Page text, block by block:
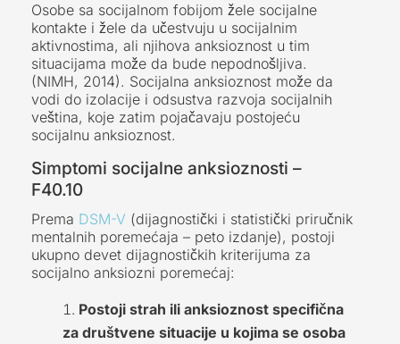
Osobe sa socijalnom fobijom žele socijalne
kontakte i žele da učestvuju u socijalnim
aktivnostima, ali njihova anksioznost u tim
situacijama može da bude nepodnošljiva.
(NIMH, 2014). Socijalna anksioznost može da
vodi do izolacije i odsustva razvoja socijalnih
veština, koje zatim pojačavaju postojeću
socijalnu anksioznost.
Simptomi socijalne anksioznosti –
F40.10
Prema DSM-V (dijagnostički i statistički priručnik
mentalnih poremećaja – peto izdanje), postoji
ukupno devet dijagnostičkih kriterijuma za
socijalno anksiozni poremećaj:
Postoji strah ili anksioznost specifična
za društvene situacije u kojima se osoba